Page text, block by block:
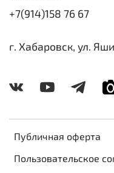
Публичная оферта
Пользовательское
+7(914)158 76 67
г. Хабаровск, ул.